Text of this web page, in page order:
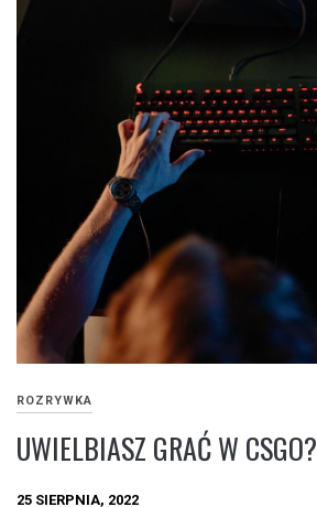
ROZRYWKA
UWIELBIASZ GRAĆ W CSGO?
25 SIERPNIA, 2022